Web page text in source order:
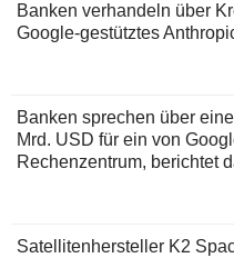
Banken verhandeln über
Google-gestütztes
Banken sprechen über
Mrd. USD für ein von
Rechenzentrum, berichtet
Satellitenhersteller K2